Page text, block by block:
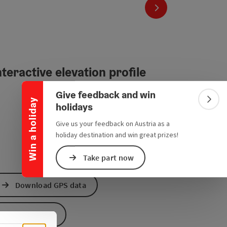
Win a holiday
Collapse banner
Give feedback and win
holidays
Give us your feedback on Austria as a
holiday destination and win great prizes!
Take part now
next slide
elevation profile
Download GPS data
Create PDF